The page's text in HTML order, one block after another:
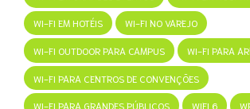
WI-FI EM HOTÉIS WI-FI NO VAREJO
WI-FI OUTDOOR PARA CAMPUS WI-FI PARA
WI-FI PARA CENTROS DE CONVENÇÕES
WI-FI PARA GRANDES PÚBLICOS WIFI 6